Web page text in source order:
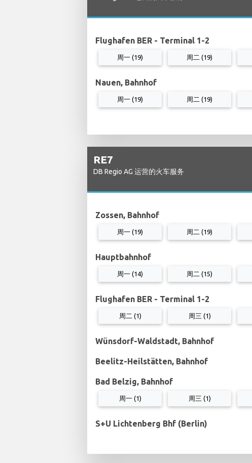
Flughafen BER - Terminal 1-2
周一 (19) 周二 (19)
Nauen, Bahnhof
周一 (19) 周二 (19)
RE7
DB Regio AG 运营的火车服务
Zossen, Bahnhof
周一 (19) 周二 (19)
Hauptbahnhof
周一 (14) 周二 (15)
Flughafen BER - Terminal 1-2
周二 (1) 周三 (1)
Wünsdorf-Waldstadt, Bahnhof
Beelitz-Heilstätten, Bahnhof
Bad Belzig, Bahnhof
周一 (1) 周三 (1)
S+U Lichtenberg Bhf (Berlin)